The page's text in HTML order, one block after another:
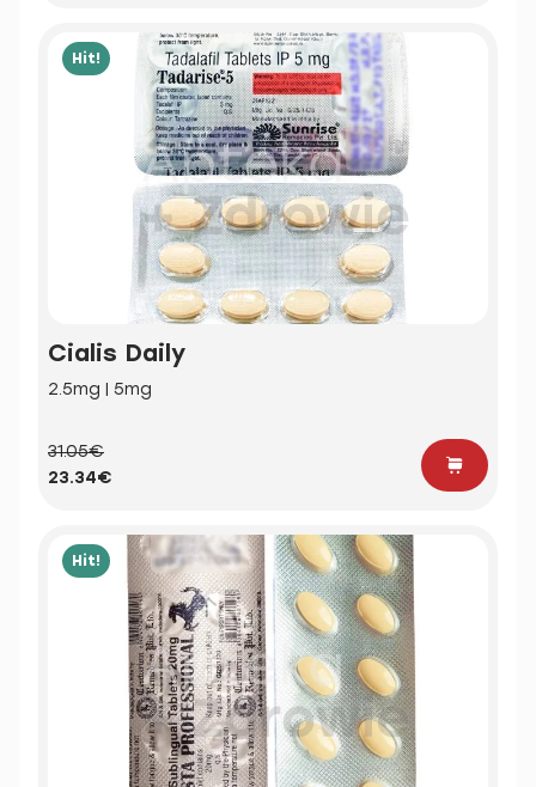
Hit!
Cialis Daily
2.5mg | 5mg
31.05€
23.34€
Hit!